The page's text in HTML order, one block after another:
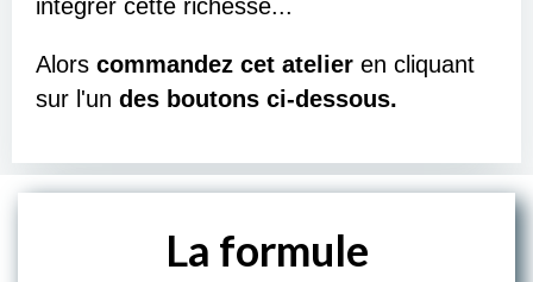
intégrer cette richesse...
Alors commandez cet atelier en cliquant
sur l'un des boutons ci-dessous.
La formule